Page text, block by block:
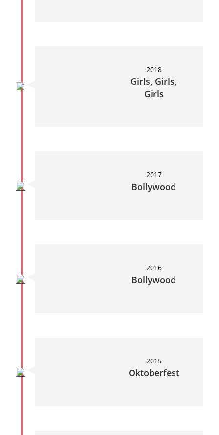
2018
Girls, Girls,
Girls
2017
Bollywood
2016
Bollywood
2015
Oktoberfest